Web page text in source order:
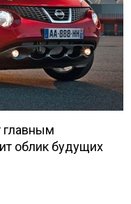
главным
облик будущих